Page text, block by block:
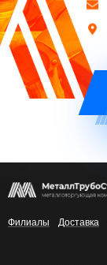
Филиалы Доставка